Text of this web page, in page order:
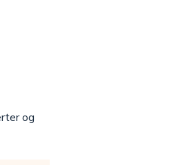
og